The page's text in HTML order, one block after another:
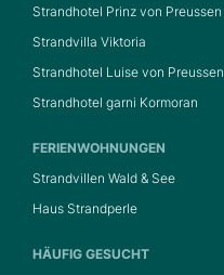
Strandhotel Prinz von Preussen
Strandvilla Viktoria
Strandhotel Luise von Preussen
Strandhotel garni Kormoran
FERIENWOHNUNGEN
Strandvillen Wald & See
Haus Strandperle
HÄUFIG GESUCHT